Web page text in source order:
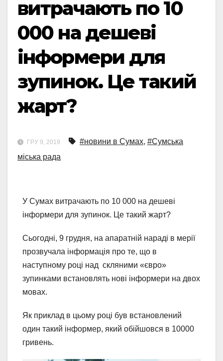
витрачають по 10
000 на дешеві
інформери для
зупинок. Це такий
жарт?
ГРУ 9, 2019 #новини в Сумах, #Сумська
міська рада
У Сумах витрачають по 10 000 на дешеві
інформери для зупинок. Це такий жарт?
Сьогодні, 9 грудня, на апаратній нараді в мерії
прозвучала інформація про те, що в
наступному році над скляними «євро»
зупинками встановлять нові інформери на двох
мовах.
Як приклад в цьому році був встановлений
один такий інформер, який обійшовся в 10000
гривень.